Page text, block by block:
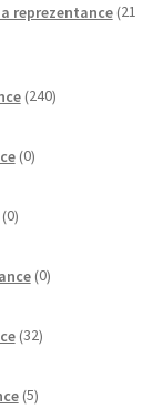
reprezentance 21
240izdelkov
0izdelkov
0izdelkov
0izdelkov
32izdelkov
5izdelkov